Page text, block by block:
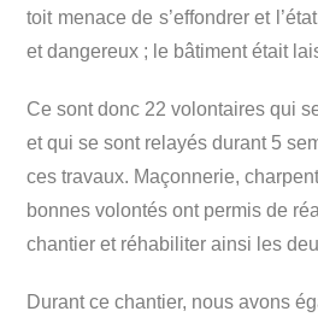
toit menace de s’effondrer et
et dangereux ; le bâtiment était
Ce sont donc 22 volontaires qui
et qui se sont relayés durant 5
ces travaux. Maçonnerie,
bonnes volontés ont permis de
chantier et réhabiliter ainsi les
Durant ce chantier, nous avons